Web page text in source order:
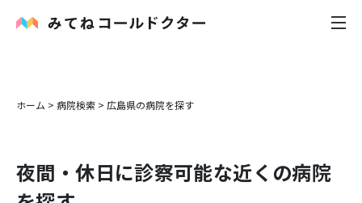
内科
花粉症
ホーム > 病院検索 > 広島県の病院を探す
夜間・休日に診察可能な近くの病院